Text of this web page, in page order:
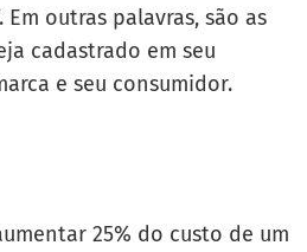
Em outras palavras, são as
cadastrado em seu
e seu consumidor.
25% do custo de um